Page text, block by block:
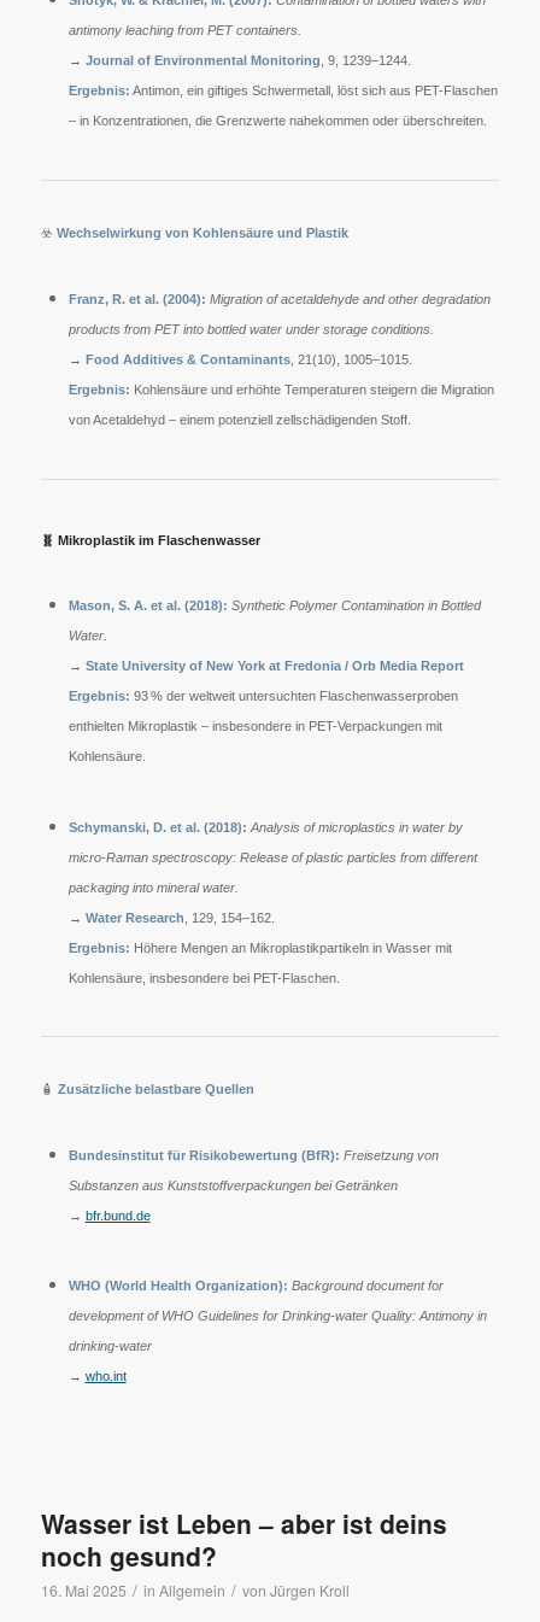
antimony leaching from PET containers.
→ Journal of Environmental Monitoring , 9, 1239–1244.
Ergebnis: Antimon, ein giftiges Schwermetall, löst sich aus PET-Flaschen
– in Konzentrationen, die Grenzwerte nahekommen oder überschreiten.
☣️ Wechselwirkung von Kohlensäure und Plastik
Franz, R. et al. (2004): Migration of acetaldehyde and other degradation
products from PET into bottled water under storage conditions.
→ Food Additives & Contaminants, 21(10), 1005–1015.
Ergebnis: Kohlensäure und erhöhte Temperaturen steigern die Migration
von Acetaldehyd – einem potenziell zellschädigenden Stoff.
🧬 Mikroplastik im Flaschenwasser
Mason, S. A. et al. (2018): Synthetic Polymer Contamination in Bottled
Water.
→ State University of New York at Fredonia / Orb Media Report
Ergebnis: 93 % der weltweit untersuchten Flaschenwasserproben
enthielten Mikroplastik – insbesondere in PET-Verpackungen mit
Kohlensäure.
Schymanski, D. et al. (2018): Analysis of microplastics in water by
micro-Raman spectroscopy: Release of plastic particles from different
packaging into mineral water.
→ Water Research , 129, 154–162.
Ergebnis: Höhere Mengen an Mikroplastikpartikeln in Wasser mit
Kohlensäure, insbesondere bei PET-Flaschen.
🧴 Zusätzliche belastbare Quellen
Bundesinstitut für Risikobewertung (BfR): Freisetzung von
Substanzen aus Kunststoffverpackungen bei Getränken
→ bfr.bund.de
WHO (World Health Organization): Background document for
development of WHO Guidelines for Drinking-water Quality: Antimony in
drinking-water
→ who.int
Wasser ist Leben – aber ist deins
noch gesund?
16. Mai 2025 / in Allgemein / von Jürgen Kroll